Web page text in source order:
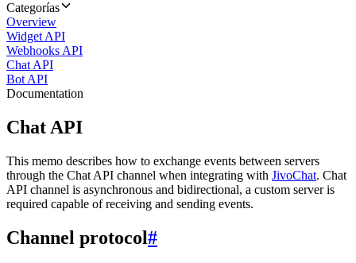
Categorías
Overview
Widget API
Webhooks API
Chat API
Bot API
Documentation
Chat API
This memo describes how to exchange events between servers
through the Chat API channel when integrating with JivoChat. Chat
API channel is asynchronous and bidirectional, a custom server is
required capable of receiving and sending events.
Channel protocol#